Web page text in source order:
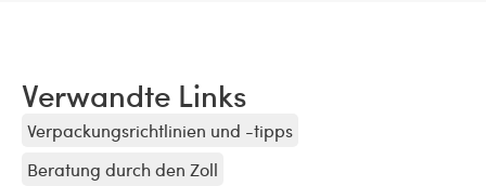
Verwandte Links
Verpackungsrichtlinien und -tipps
Beratung durch den Zoll